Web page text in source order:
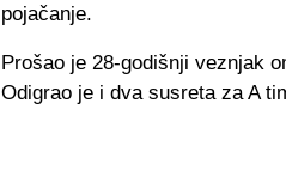
pojačanje.
Prošao je 28-godišnji veznjak
Odigrao je i dva susreta za A